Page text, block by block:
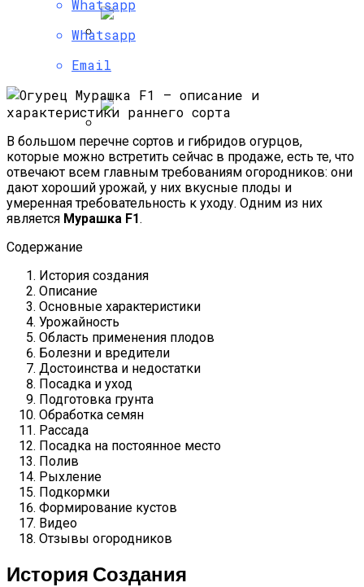
Как Угодить Свекле
Быстрорастущий Живой Забор —
Выбираем Правильные Растения
Альпийская Горка – Как Сделать
Своими Руками Быстро И Просто
Whatsapp
Whatsapp
Email
В большом перечне сортов и гибридов огурцов,
которые можно встретить сейчас в продаже, есть те, что
отвечают всем главным требованиям огородников: они
дают хороший урожай, у них вкусные плоды и
умеренная требовательность к уходу. Одним из них
является Мурашка F1.
Содержание
История создания
Описание
Основные характеристики
Урожайность
Область применения плодов
Болезни и вредители
Достоинства и недостатки
Посадка и уход
Подготовка грунта
Обработка семян
Рассада
Посадка на постоянное место
Полив
Рыхление
Подкормки
Формирование кустов
Видео
Отзывы огородников
История Создания